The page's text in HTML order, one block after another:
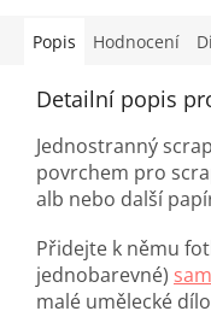
Popis Hodnocení
Detailní popis
Jednostranný
povrchem pro
alb nebo další
Přidejte k němu
jednobarevné)
malé umělecké